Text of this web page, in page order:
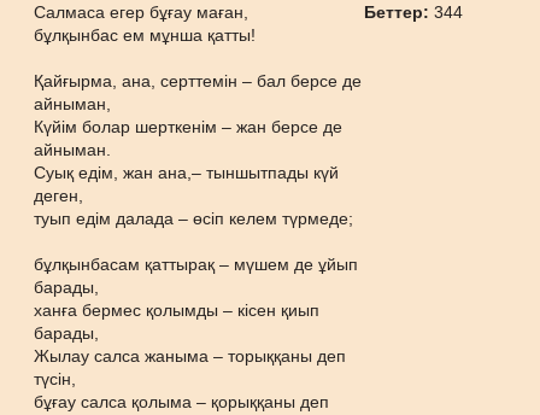
Салмаса егер бұғау маған,
бұлқынбас ем мұнша қатты!
Қайғырма, ана, серттемін – бал берсе де
айныман,
Күйім болар шерткенім – жан берсе де
айныман.
Суық едім, жан ана,– тыншытпады күй
деген,
туып едім далада – өсіп келем түрмеде;
бұлқынбасам қаттырақ – мүшем де ұйып
барады,
ханға бермес қолымды – кісен қиып
барады,
Жылау салса жаныма – торыққаны деп
түсін,
бұғау салса қолыма – қорыққаны деп
Беттер:344